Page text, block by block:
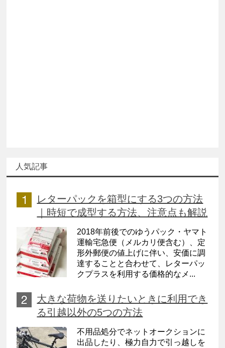
人気記事
レターパックを箱型にする3つの方法
｜時短で成型する方法、注意点も解説
2018年前後でのゆうパック・ヤマト
運輸宅急便（メルカリ便含む）、定
形外郵便の値上げに伴い、安価に調
達することと合わせて、レターパッ
クプラスを利用する価格的なメ...
大きな荷物を送りたいときに利用でき
る引越以外の5つの方法
不用品処分でネットオークションに
出品したり、極力自力で引っ越しを